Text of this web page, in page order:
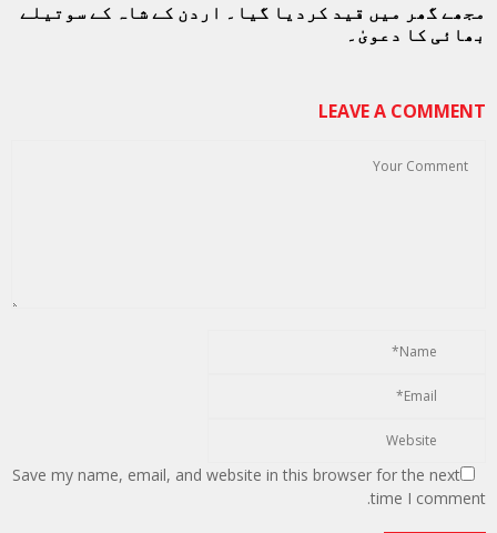
مجھے گھر میں قید کردیا گیا۔ اردن کے شاہ کے سوتیلے
بھائی کا دعویٰ۔
LEAVE A COMMENT
Save my name, email, and website in this browser for the next
time I comment.